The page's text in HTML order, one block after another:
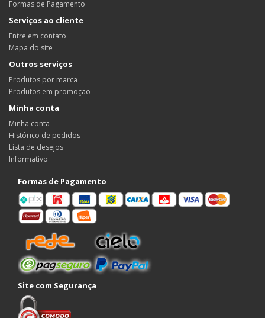
Formas de Pagamento
Serviços ao cliente
Entre em contato
Mapa do site
Outros serviços
Produtos por marca
Produtos em promoção
Minha conta
Minha conta
Histórico de pedidos
Lista de desejos
Informativo
Formas de Pagamento
Site com Segurança